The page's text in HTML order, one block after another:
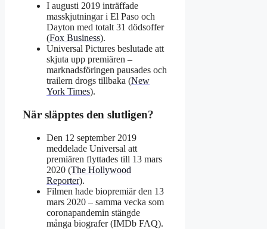
I augusti 2019 inträffade
masskjutningar i El Paso och
Dayton med totalt 31 dödsoffer
(Fox Business).
Universal Pictures beslutade att
skjuta upp premiären –
marknadsföringen pausades och
trailern drogs tillbaka (New
York Times).
När släpptes den slutligen?
Den 12 september 2019
meddelade Universal att
premiären flyttades till 13 mars
2020 (The Hollywood
Reporter).
Filmen hade biopremiär den 13
mars 2020 – samma vecka som
coronapandemin stängde
många biografer (IMDb FAQ).